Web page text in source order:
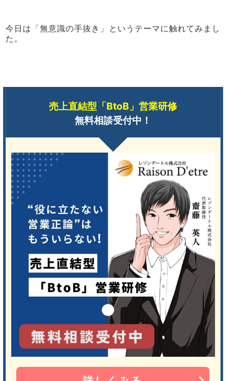
今日は「無意識の手抜き」というテーマに触れてみまし
た。
売上直結型「BtoB」営業研修
無料相談受付中！